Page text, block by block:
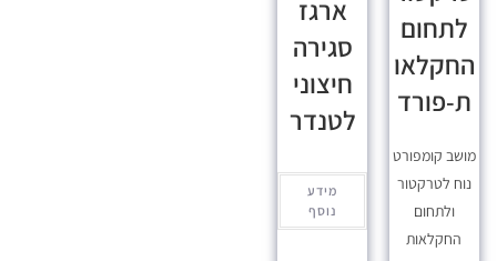
לתחום
החקלאו
ת-פורד
מושב קומפורט
נוח לטרקטור
ולתחום
החקלאות
ארגז
סגירה
חיצוני
לטנדר
מידע
נוסף